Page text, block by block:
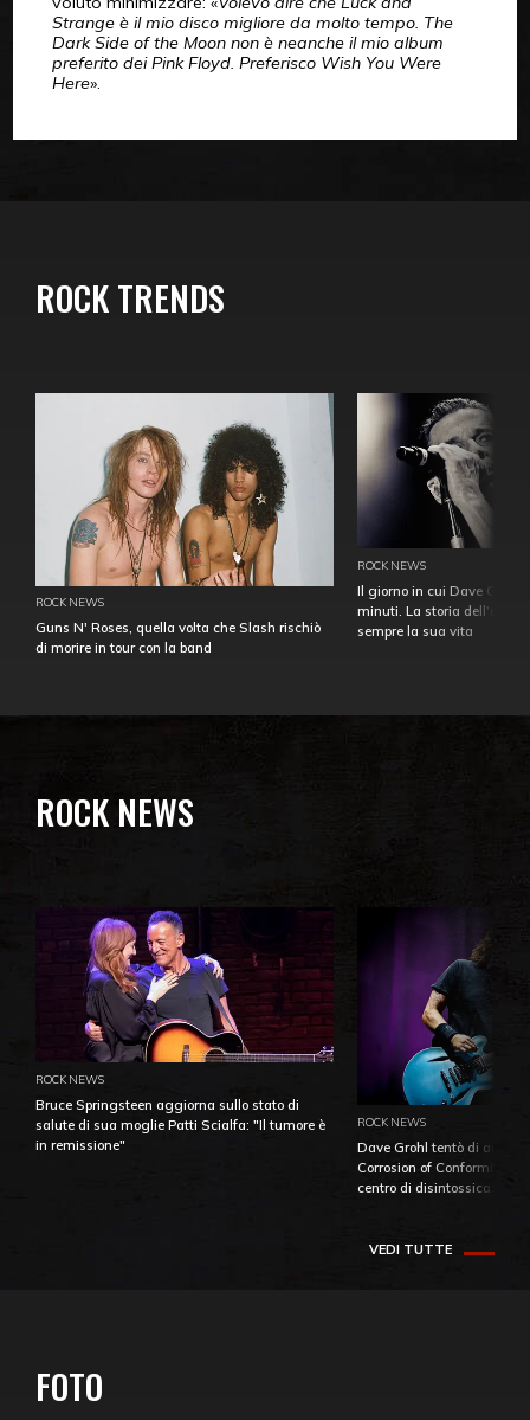
Strange è il mio disco migliore da molto tempo. The
Dark Side of the Moon non è neanche il mio album
preferito dei Pink Floyd. Preferisco Wish You Were
Here».
ROCK TRENDS
ROCK NEWS
Guns N' Roses, quella volta che Slash rischiò
di morire in tour con la band
ROCK NEWS
Il giorno in cui Dave
minuti. La storia
sempre la sua vita
ROCK NEWS
ROCK NEWS
Bruce Springsteen aggiorna sullo stato di
salute di sua moglie Patti Scialfa: "Il tumore è
in remissione"
ROCK NEWS
Dave Grohl tentò di
Corrosion of Conformity
centro di
VEDI TUTTE
FOTO